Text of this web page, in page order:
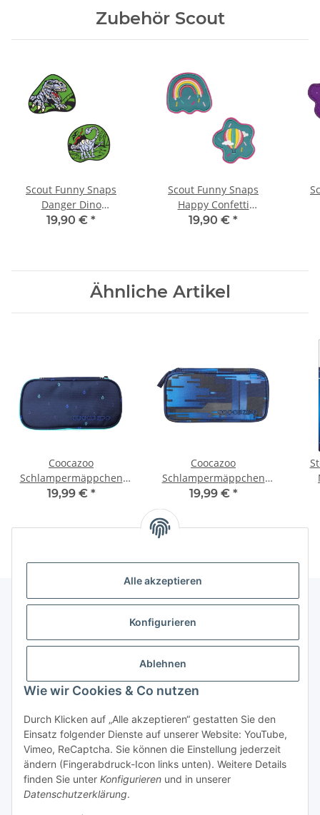
Alle akzeptieren
Konfigurieren
Ablehnen
Wie wir Cookies & Co nutzen
Durch Klicken auf „Alle akzeptieren“ gestatten Sie den
Einsatz folgender Dienste auf unserer Website: YouTube,
Vimeo, ReCaptcha. Sie können die Einstellung jederzeit
ändern (Fingerabdruck-Icon links unten). Weitere Details
finden Sie unter Konfigurieren und in unserer
Datenschutzerklärung.
Zubehör Scout
Scout Funny Snaps
Danger Dino
S763800102700
19,90 € *
Scout Funny Snaps
Happy Confetti
S763800126700
19,90 € *
Ähnliche Artikel
Coocazoo
Schlampermäppchen
Happy Raindrops
19,99 € *
Coocazoo
Schlampermäppchen
Deep Matrix
19,99 € *
Gesetzliche Informationen
Vertrag widerrufen
* Alle Preise inkl. gesetzlicher USt., zzgl.